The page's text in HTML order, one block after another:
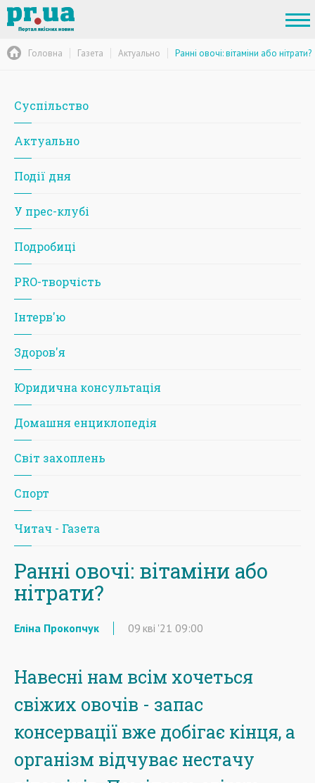
Головна Газета Актуально Ранні овочі: вітаміни або нітрати?
Суспільство
Актуально
Події дня
У прес-клубі
Подробиці
PRO-творчість
Iнтерв'ю
Здоров'я
Юридична консультація
Домашня енциклопедія
Світ захоплень
Спорт
Читач - Газета
Ранні овочі: вітаміни або
нітрати?
Еліна Прокопчук 09 кві '21 09:00
Навесні нам всім хочеться
свіжих овочів - запас
консервації вже добігає кінця, а
організм відчуває нестачу